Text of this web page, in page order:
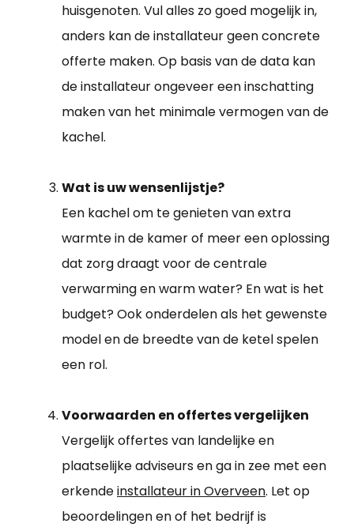
huisgenoten. Vul alles zo goed mogelijk in,
anders kan de installateur geen concrete
offerte maken. Op basis van de data kan
de installateur ongeveer een inschatting
maken van het minimale vermogen van de
kachel.
Wat is uw wensenlijstje?
Een kachel om te genieten van extra
warmte in de kamer of meer een oplossing
dat zorg draagt voor de centrale
verwarming en warm water? En wat is het
budget? Ook onderdelen als het gewenste
model en de breedte van de ketel spelen
een rol.
Voorwaarden en offertes vergelijken
Vergelijk offertes van landelijke en
plaatselijke adviseurs en ga in zee met een
erkendeinstallateur in Overveen. Let op
beoordelingen en of het bedrijf is